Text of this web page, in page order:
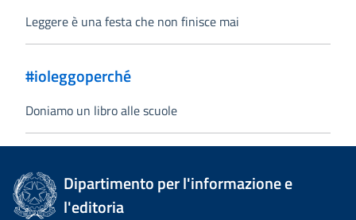
Leggere è una festa che non finisce mai
#ioleggoperché
Doniamo un libro alle scuole
Dipartimento per l'informazione e
l'editoria